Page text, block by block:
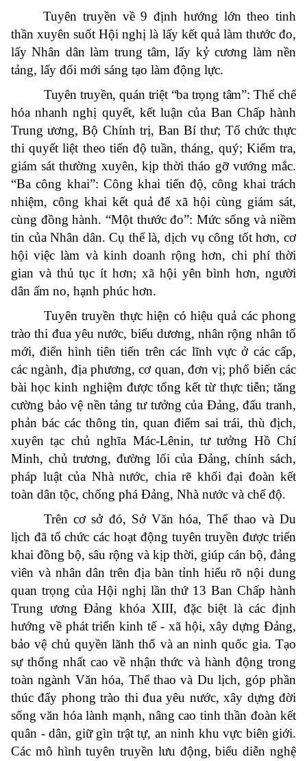
Tuyên truyền về 9 định hướng lớn theo tinh
thần xuyên suốt Hội nghị là lấy kết quả làm thước đo,
lấy Nhân dân làm trung tâm, lấy kỷ cương làm nền
tảng, lấy đối mới sáng tạo làm động lực.
Tuyên truyền, quán triệt “ba trọng tâm”: Thể chế
hóa nhanh nghị quyết, kết luận của Ban Chấp hành
Trung ương, Bộ Chính trị, Ban Bí thư; Tổ chức thực
thi quyết liệt theo tiến độ tuần, tháng, quý; Kiểm tra,
giám sát thường xuyên, kịp thời tháo gỡ vướng mắc.
“Ba công khai”: Công khai tiến độ, công khai trách
nhiệm, công khai kết quả để xã hội cùng giám sát,
cùng đồng hành. “Một thước đo”: Mức sống và niềm
tin của Nhân dân. Cụ thể là, dịch vụ công tốt hơn, cơ
hội việc làm và kinh doanh rộng hơn, chi phí thời
gian và thủ tục ít hơn; xã hội yên bình hơn, người
dân ấm no, hạnh phúc hơn.
Tuyên truyền thực hiện có hiệu quả các phong
trào thi đua yêu nước, biểu dương, nhân rộng nhân tố
mới, điển hình tiên tiến trên các lĩnh vực ở các cấp,
các ngành, địa phương, cơ quan, đơn vị; phổ biến các
bài học kinh nghiệm được tổng kết từ thực tiễn; tăng
cường bảo vệ nền tảng tư tưởng của Đảng, đấu tranh,
phản bác các thông tin, quan điểm sai trái, thù địch,
xuyên tạc chủ nghĩa Mác-Lênin, tư tưởng Hồ Chí
Minh, chủ trương, đường lối của Đảng, chính sách,
pháp luật của Nhà nước, chia rẽ khối đại đoàn kết
toàn dân tộc, chống phá Đảng, Nhà nước và chế độ.
Trên cơ sở đó, Sở Văn hóa, Thể thao và Du
lịch đã tổ chức các hoạt động tuyên truyền được triển
khai đồng bộ, sâu rộng và kịp thời, giúp cán bộ, đảng
viên và nhân dân trên địa bàn tỉnh hiểu rõ nội dung
quan trọng của Hội nghị lần thứ 13 Ban Chấp hành
Trung ương Đảng khóa XIII, đặc biệt là các định
hướng về phát triển kinh tế - xã hội, xây dựng Đảng,
bảo vệ chủ quyền lãnh thổ và an ninh quốc gia. Tạo
sự thống nhất cao về nhận thức và hành động trong
toàn ngành Văn hóa, Thể thao và Du lịch, góp phần
thúc đẩy phong trào thi đua yêu nước, xây dựng đời
sống văn hóa lành mạnh, nâng cao tinh thần đoàn kết
quân - dân, giữ gìn trật tự, an ninh khu vực biên giới.
Các mô hình tuyên truyền lưu động, biểu diễn nghệ